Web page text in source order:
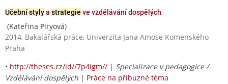
Učební stylya strategie ve vzdělávání dospělých
(Kateřina Piryová)
2014, Bakalářská práce, Univerzita Jana Amose Komenského
Praha
• http://theses.cz/id//7p4igm// | Specializace v pedagogice /
Vzdělávání dospělých | Práce na příbuzné téma